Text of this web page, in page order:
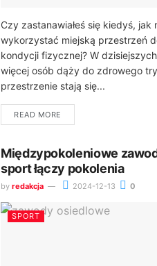
Czy zastanawiałeś się kiedyś, jak
wykorzystać miejską przestrzeń
kondycji fizycznej? W
więcej osób dąży do zdrowego
przestrzenie stają się...
READ MORE
Międzypokoleniowe
sport łączy pokolenia
by redakcja 2024-12-13 0
SPORT